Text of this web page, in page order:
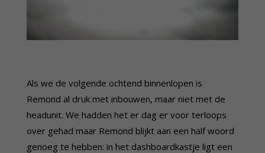
Als we de volgende ochtend binnenlopen is
Remond al druk met inbouwen, maar niet met de
headunit. We hadden het er dag er voor terloops
over gehad maar Remond blijkt aan een half woord
genoeg te hebben: in het dashboardkastje ligt een